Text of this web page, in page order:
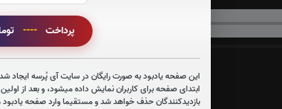
پرداخت ---- تومان
این صفحه یادبود به صورت رایگان در سایت آی پُرسه ایجاد
ابتدای صفحه برای کاربران نمایش داده میشود، و بعد از
بازدیدکنندگان حذف خواهد شد و مستقیما وارد صفحه
قرائت آیت الکرسی را تقبل میکنم